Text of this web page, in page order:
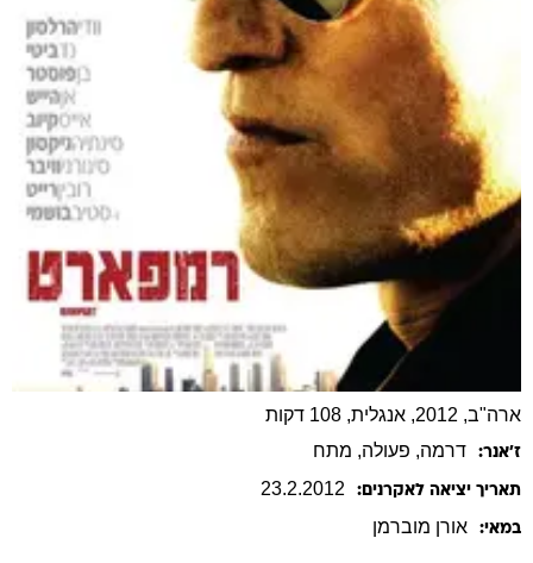
ארה"ב, 2012, אנגלית, 108 דקות
ז׳אנר: דרמה, פעולה, מתח
תאריך יציאה לאקרנים: 23.2.2012
במאי: אורן מוברמן